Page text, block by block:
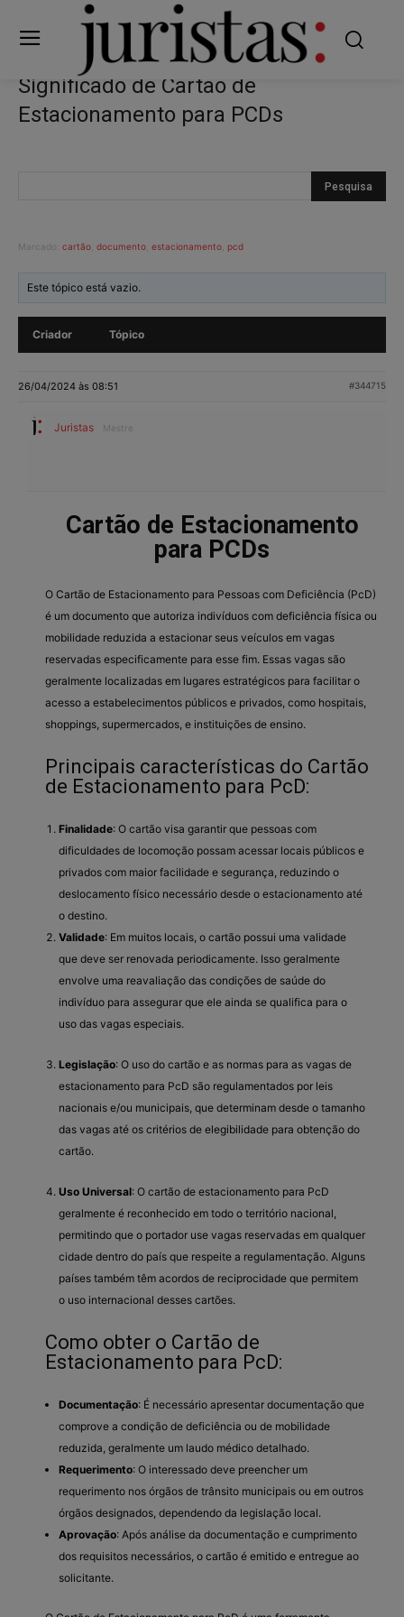
Significado de Cartão de
Estacionamento para PCDs
Marcado: cartão documento estacionamento pcd
Este tópico está vazio.
Criador Tópico
26/04/2024 às 08:51 #344715
Juristas Mestre
Cartão de Estacionamento
para PCDs
O Cartão de Estacionamento para Pessoas com Deficiência (PcD)
é um documento que autoriza indivíduos com deficiência física ou
mobilidade reduzida a estacionar seus veículos em vagas
reservadas especificamente para esse fim. Essas vagas são
geralmente localizadas em lugares estratégicos para facilitar o
acesso a estabelecimentos públicos e privados, como hospitais,
shoppings, supermercados, e instituições de ensino.
Principais características do Cartão
de Estacionamento para PcD:
Finalidade: O cartão visa garantir que pessoas com
dificuldades de locomoção possam acessar locais públicos e
privados com maior facilidade e segurança, reduzindo o
deslocamento físico necessário desde o estacionamento até
o destino.
Validade: Em muitos locais, o cartão possui uma validade
que deve ser renovada periodicamente. Isso geralmente
envolve uma reavaliação das condições de saúde do
indivíduo para assegurar que ele ainda se qualifica para o
uso das vagas especiais.
Legislação: O uso do cartão e as normas para as vagas de
estacionamento para PcD são regulamentados por leis
nacionais e/ou municipais, que determinam desde o tamanho
das vagas até os critérios de elegibilidade para obtenção do
cartão.
Uso Universal: O cartão de estacionamento para PcD
geralmente é reconhecido em todo o território nacional,
permitindo que o portador use vagas reservadas em qualquer
cidade dentro do país que respeite a regulamentação. Alguns
países também têm acordos de reciprocidade que permitem
o uso internacional desses cartões.
Como obter o Cartão de
Estacionamento para PcD:
Documentação: É necessário apresentar documentação que
comprove a condição de deficiência ou de mobilidade
reduzida, geralmente um laudo médico detalhado.
Requerimento: O interessado deve preencher um
requerimento nos órgãos de trânsito municipais ou em outros
órgãos designados, dependendo da legislação local.
Aprovação: Após análise da documentação e cumprimento
dos requisitos necessários, o cartão é emitido e entregue ao
solicitante.